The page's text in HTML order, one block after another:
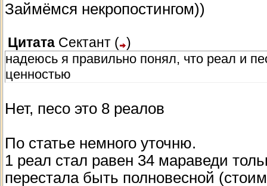
Займёмся некропостингом))
Цитата Сектант ( )
надеюсь я правильно понял, что реал и
ценностью
Нет, песо это 8 реалов
По статье немного уточню.
1 реал стал равен 34 мараведи
перестала быть полновесной